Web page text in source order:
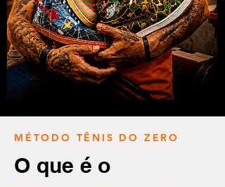
MÉTODO TÊNIS DO ZERO
O que é o